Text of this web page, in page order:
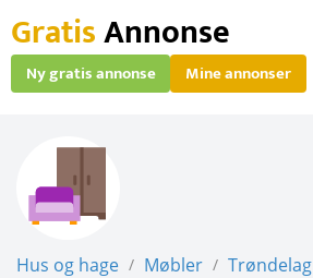
GratisAnnonse
Ny gratis annonse Mine annonser
Hus og hage / Møbler / Trøndelag